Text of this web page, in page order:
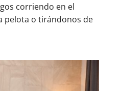
corriendo en el
pelota o tirándonos de